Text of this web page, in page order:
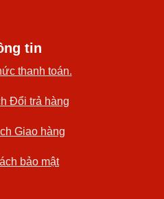
tin
thanh toán.
Đổi trả hàng
Giao hàng
bảo mật